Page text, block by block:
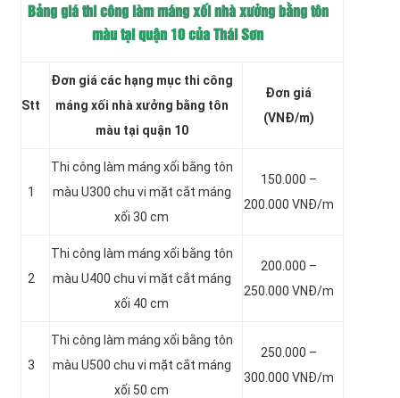
Bảng giá thi công làm máng xối nhà xưởng bằng tôn
màu tại quận 10 của Thái Sơn
Stt
Đơn giá các hạng mục thi công
máng xối nhà xưởng bằng tôn
màu tại quận 10
Đơn giá
(VNĐ/m)
1
Thi công làm máng xối bằng tôn
màu U300 chu vi mặt cắt máng
xối 30 cm
150.000 –
200.000 VNĐ/m
2
Thi công làm máng xối bằng tôn
màu U400 chu vi mặt cắt máng
xối 40 cm
200.000 –
250.000 VNĐ/m
3
Thi công làm máng xối bằng tôn
màu U500 chu vi mặt cắt máng
xối 50 cm
250.000 –
300.000 VNĐ/m